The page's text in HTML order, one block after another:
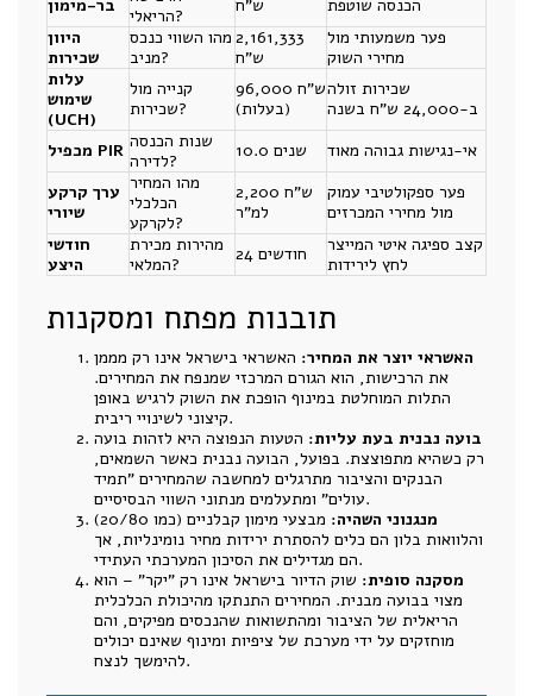
בר-מימון
הריאלי?
ש"ח
הכנסה שוטפת
היוון
שכירות
מהו השווי כנכס
מניב?
2,161,333
ש"ח
פער משמעותי מול
מחירי השוק
עלות
שימוש
(UCH)
קנייה מול
שכירות?
96,000 ש"ח
(בעלות)
שכירות זולה
ב-24,000 ש"ח בשנה
מכפיל PIR שנות הכנסה
לדירה?
10.0 שנים
אי-נגישות גבוהה מאוד
ערך קרקע
שיורי
מהו המחיר
הכלכלי
לקרקע?
2,200 ש"ח
למ"ר
פער ספקולטיבי עמוק
מול מחירי המכרזים
חודשי
היצע
מהירות מכירת
המלאי?
24 חודשים
קצב ספיגה איטי המייצר
לחץ לירידות
תובנות מפתח ומסקנות
האשראי יוצר את המחיר: האשראי בישראל אינו רק מממן
את הרכישות, הוא הגורם המרכזי שמנפח את המחירים.
התלות המוחלטת במינוף הופכת את השוק לרגיש באופן
קיצוני לשינויי ריבית.
בועה נבנית בעת עליות: הטעות הנפוצה היא לזהות בועה
רק כשהיא מתפוצצת. בפועל, הבועה נבנית כאשר השמאים,
הבנקים והציבור מתרגלים למחשבה שהמחירים "תמיד
עולים" ומתעלמים מנתוני השווי הבסיסיים.
מנגנוני השהיה:
מבצעי מימון קבלניים (כמו 20/80)
והלוואות בלון הם כלים להסתרת ירידות מחיר נומינליות, אך
הם מגדילים את הסיכון המערכתי העתידי.
מסקנה סופית: שוק הדיור בישראל אינו רק "יקר" – הוא
מצוי בבועה מבנית. המחירים התנתקו מהיכולת הכלכלית
הריאלית של הציבור ומהתשואות שהנכסים מפיקים, והם
מוחזקים על ידי מערכת של ציפיות ומינוף שאינם יכולים
להימשך לנצח.